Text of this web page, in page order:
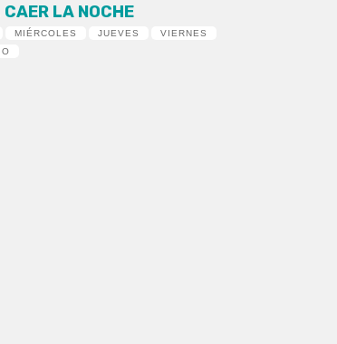
LA NOCHE
MIÉRCOLES JUEVES
VIERNES